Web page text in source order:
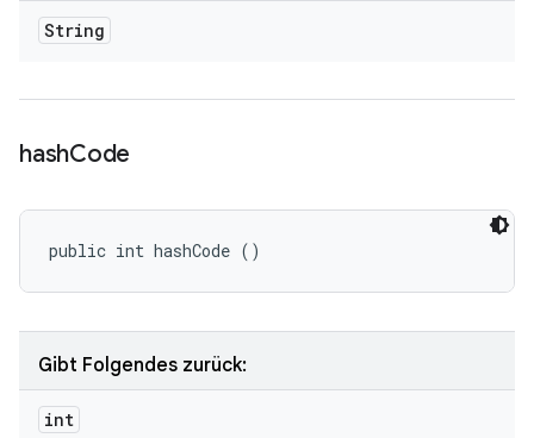
String
hashCode
public int hashCode ()
Gibt Folgendes zurück:
int